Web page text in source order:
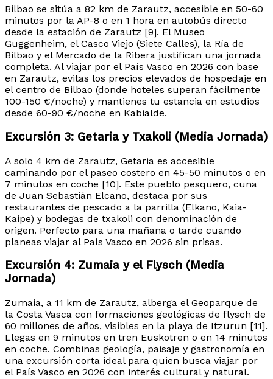
Bilbao se sitúa a 82 km de Zarautz, accesible en 50-60
minutos por la AP-8 o en 1 hora en autobús directo
desde la estación de Zarautz [9]. El Museo
Guggenheim, el Casco Viejo (Siete Calles), la Ría de
Bilbao y el Mercado de la Ribera justifican una jornada
completa. Al viajar por el País Vasco en 2026 con base
en Zarautz, evitas los precios elevados de hospedaje en
el centro de Bilbao (donde hoteles superan fácilmente
100-150 €/noche) y mantienes tu estancia en estudios
desde 60-90 €/noche en Kabialde.
Excursión 3: Getaria y Txakoli (Media Jornada)
A solo 4 km de Zarautz, Getaria es accesible
caminando por el paseo costero en 45-50 minutos o en
7 minutos en coche [10]. Este pueblo pesquero, cuna
de Juan Sebastián Elcano, destaca por sus
restaurantes de pescado a la parrilla (Elkano, Kaia-
Kaipe) y bodegas de txakoli con denominación de
origen. Perfecto para una mañana o tarde cuando
planeas viajar al País Vasco en 2026 sin prisas.
Excursión 4: Zumaia y el Flysch (Media
Jornada)
Zumaia, a 11 km de Zarautz, alberga el Geoparque de
la Costa Vasca con formaciones geológicas de flysch de
60 millones de años, visibles en la playa de Itzurun [11].
Llegas en 9 minutos en tren Euskotren o en 14 minutos
en coche. Combinas geología, paisaje y gastronomía en
una excursión corta ideal para quien busca viajar por
el País Vasco en 2026 con interés cultural y natural.